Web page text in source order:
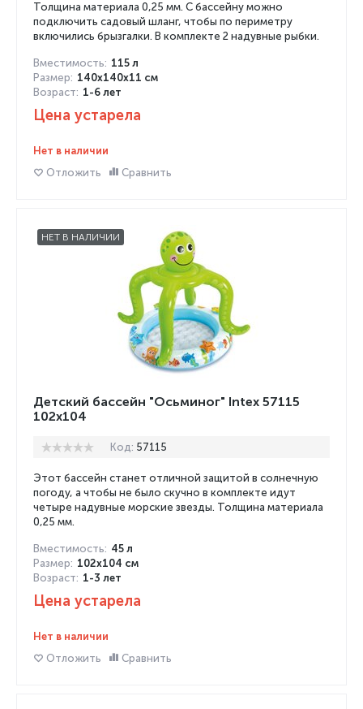
Толщина материала 0,25 мм. С бассейну можно
подключить садовый шланг, чтобы по периметру
включились брызгалки. В комплекте 2 надувные рыбки.
Вместимость: 115 л
Размер: 140x140x11 см
Возраст: 1-6 лет
Цена устарела
Нет в наличии
Отложить
Сравнить
НЕТ В НАЛИЧИИ
Детский бассейн "Осьминог" Intex 57115
102x104
Код: 57115
Этот бассейн станет отличной защитой в солнечную
погоду, а чтобы не было скучно в комплекте идут
четыре надувные морские звезды. Толщина материала
0,25 мм.
Вместимость: 45 л
Размер: 102х104 см
Возраст: 1-3 лет
Цена устарела
Нет в наличии
Отложить
Сравнить